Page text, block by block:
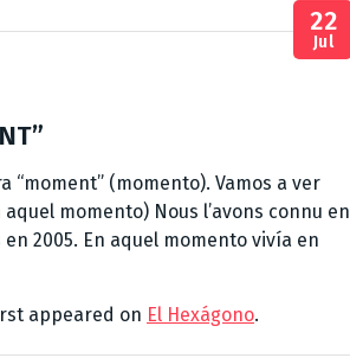
22
Jul
(momento). Vamos a ver
momento) Nous l’avons connu en
2005. En aquel momento vivía en
appeared on El Hexágono.